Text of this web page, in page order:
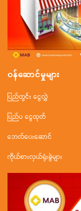
ဝန်ဆောင်မှုများ
ပြည်တွင်း ငွေလွှဲ
ပြည်ပ ငွေထုတ်
ဘေလ်ပေးဆောင်
ကိုယ်စားလှယ်ရုံးခွဲများ